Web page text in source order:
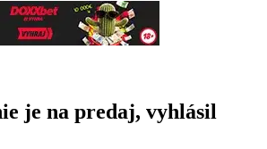
je na predaj, vyhlásil